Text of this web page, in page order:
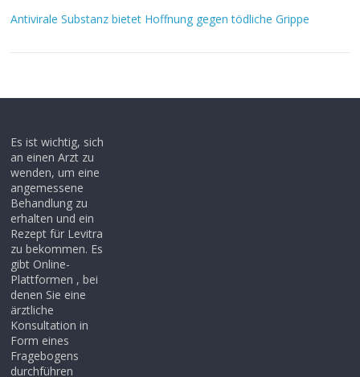
Antivirale Substanz bietet Hoffnung gegen tödliche Grippe
Es ist wichtig, sich
an einen Arzt zu
wenden, um eine
angemessene
Behandlung zu
erhalten und ein
Rezept für Levitra
zu bekommen. Es
gibt Online-
Plattformen , bei
denen Sie eine
ärztliche
Konsultation in
Form eines
Fragebogens
durchführen